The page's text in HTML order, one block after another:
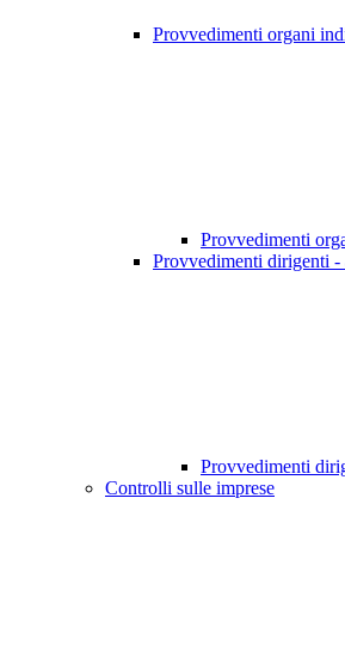
Provvedimenti organi
Provvedimenti
Provvedimenti dirigenti -
Provvedimenti
Controlli sulle imprese